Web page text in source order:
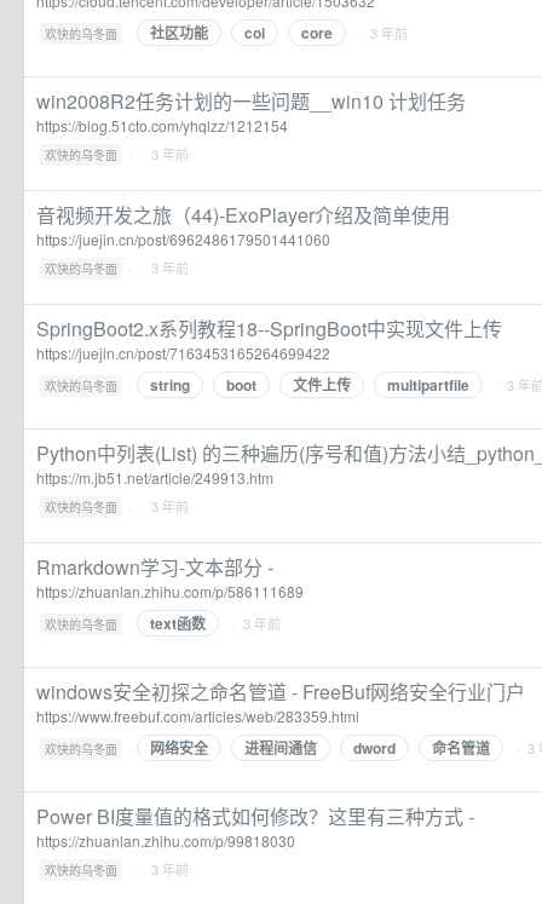
欢快的乌冬面 · 社区功能 col core · 3 年前
win2008R2任务计划的一些问题__win10 计划任务
https://blog.51cto.com/yhqlzz/1212154
欢快的乌冬面 · · 3 年前
音视频开发之旅（44)-ExoPlayer介绍及简单使用
https://juejin.cn/post/6962486179501441060
欢快的乌冬面 · · 3 年前
SpringBoot2.x系列教程18--SpringBoot中实现文件上传
https://juejin.cn/post/7163453165264699422
欢快的乌冬面 · string boot 文件上传 multipartfile · 3 年
Python中列表(List) 的三种遍历(序号和值)方法小结
https://m.jb51.net/article/249913.htm
欢快的乌冬面 · · 3 年前
Rmarkdown学习-文本部分 -
https://zhuanlan.zhihu.com/p/586111689
欢快的乌冬面 · text函数 · 3 年前
windows安全初探之命名管道 - FreeBuf网络安全行业门户
https://www.freebuf.com/articles/web/283359.html
欢快的乌冬面 · 网络安全 进程间通信 dword 命名管道 · 3
Power BI度量值的格式如何修改？这里有三种方式 -
https://zhuanlan.zhihu.com/p/99818030
欢快的乌冬面 · · 3 年前